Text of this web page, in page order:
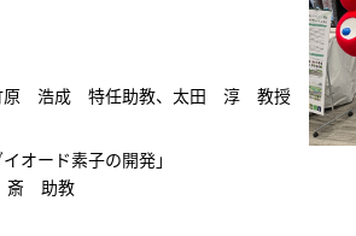
浩成 特任助教、太田 淳 教授
オード素子の開発」
助教